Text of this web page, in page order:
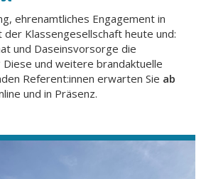
ehrenamtliches Engagement in
Klassengesellschaft heute und:
und Daseinsvorsorge die
und weitere brandaktuelle
Referent:innen erwarten Sie ab
und in Präsenz.